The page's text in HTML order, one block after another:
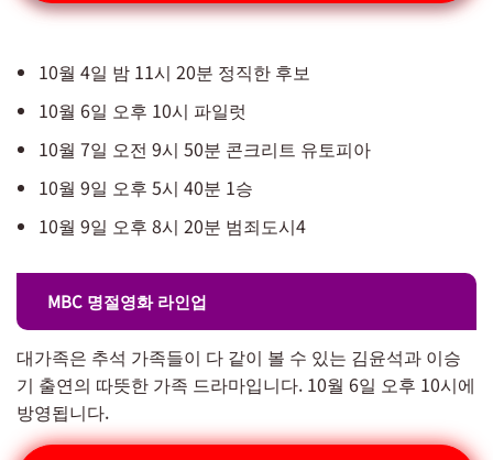
10월 4일 밤 11시 20분 정직한 후보
10월 6일 오후 10시 파일럿
10월 7일 오전 9시 50분 콘크리트 유토피아
10월 9일 오후 5시 40분 1승
10월 9일 오후 8시 20분 범죄도시4
MBC 명절영화 라인업
대가족은 추석 가족들이 다 같이 볼 수 있는 김윤석과 이승
기 출연의 따뜻한 가족 드라마입니다. 10월 6일 오후 10시에
방영됩니다.